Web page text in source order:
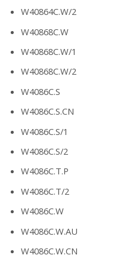
W40864C.W/2
W40868C.W
W40868C.W/1
W40868C.W/2
W4086C.S
W4086C.S.CN
W4086C.S/1
W4086C.S/2
W4086C.T.P
W4086C.T/2
W4086C.W
W4086C.W.AU
W4086C.W.CN